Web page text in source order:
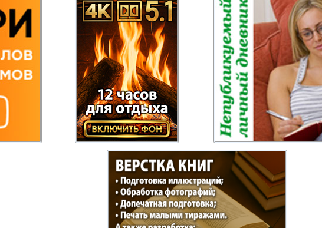
Русская Мысль
Русский Баден-
Вюртемберг
Свой дом Семейная газета
Торговый Центр Точка
У нас в Гамбурге Флирт
Экспресс газета Эрудит-Экстра